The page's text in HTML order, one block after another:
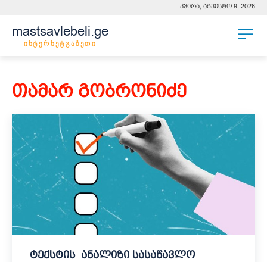
კვირა, აგვისტო 9, 2026
mastsavlebeli.ge
ინტერნეტგაზეთი
თამარ გობრონიძე
ტექსტის ანალიზი სასაწავლო